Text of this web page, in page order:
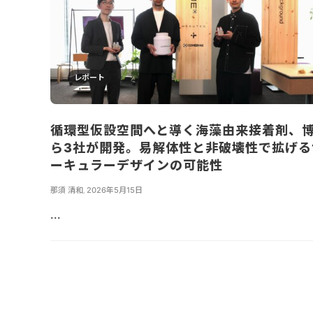
レポート
循環型仮設空間へと導く海藻由来接着剤、
ら3社が開発。易解体性と非破壊性で拡げ
ーキュラーデザインの可能性
那須 清和, 2026年5月15日
...